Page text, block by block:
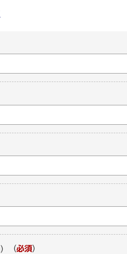
（必須）